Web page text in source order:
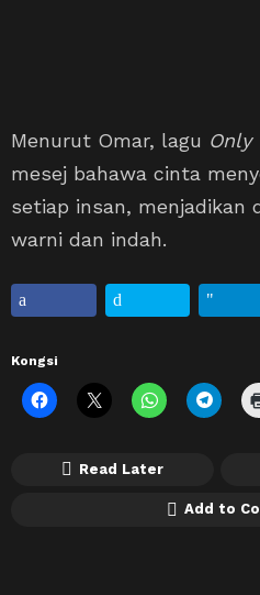
Menurut Omar, lagu Only
mesej bahawa cinta
setiap insan, menjadikan
warni dan indah.
Kongsi
Read Later
Add to